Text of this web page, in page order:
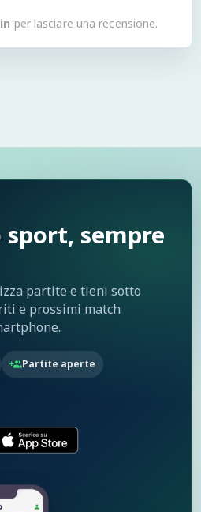
per lasciare una recensione.
sempre
partite e tieni sotto
e prossimi match
Partite aperte